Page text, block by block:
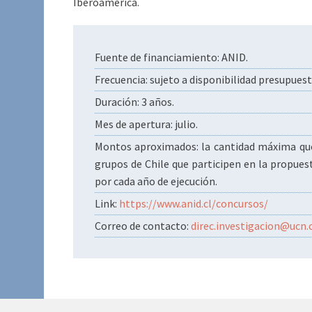
Fuente de financiamiento: ANID.
Frecuencia: sujeto a disponibilidad
Duración: 3 años.
Mes de apertura: julio.
Montos aproximados: la cantidad máxima
grupos de Chile que participen en la
por cada año de ejecución.
Link: https://www.anid.cl/concursos/
Correo de contacto: